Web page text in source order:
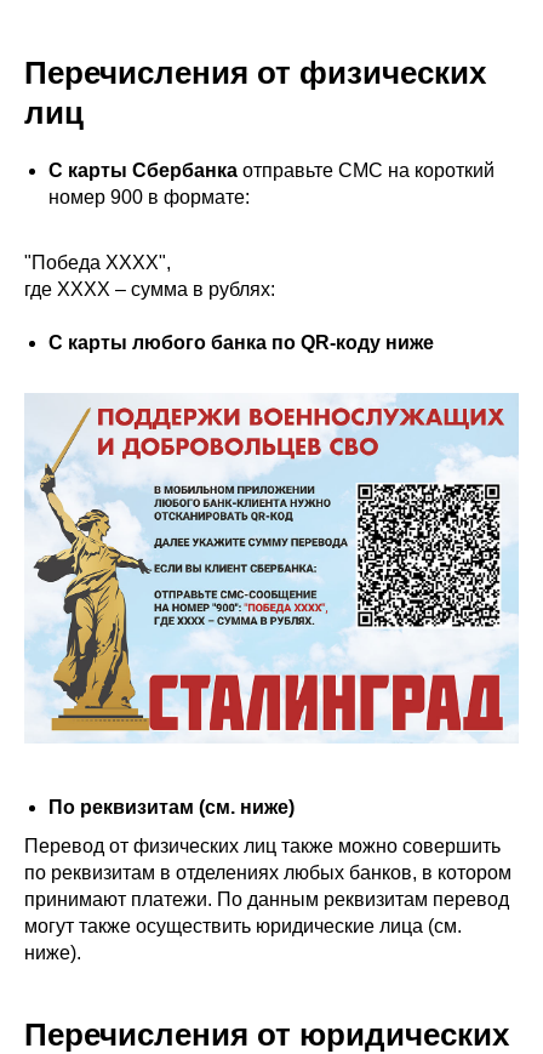
Перечисления от физических
лиц
С карты Сбербанка отправьте СМС на короткий
номер 900 в формате:
"Победа ХХХХ",
где ХХХХ – сумма в рублях:
С карты любого банка по QR-коду ниже
По реквизитам (см. ниже)
Перевод от физических лиц также можно совершить
по реквизитам в отделениях любых банков, в котором
принимают платежи. По данным реквизитам перевод
могут также осуществить юридические лица (см.
ниже).
Перечисления от юридических